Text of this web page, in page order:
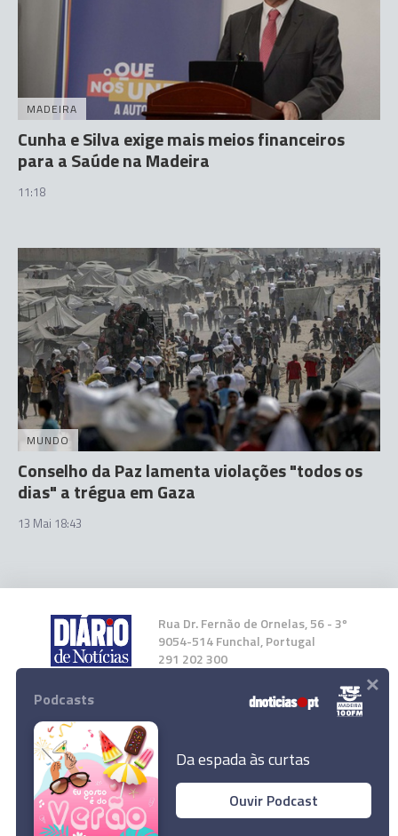
MADEIRA
Cunha e Silva exige mais meios financeiros
para a Saúde na Madeira
11:18
MUNDO
Conselho da Paz lamenta violações "todos os
dias" a trégua em Gaza
13 Mai 18:43
Rua Dr. Fernão de Ornelas, 56 - 3º
9054-514 Funchal, Portugal
291 202 300
Instale a nossa App
© 2026 Empresa Diário de Notícias, Lda.
Podcasts
Da espada às curtas
Ouvir Podcast
×